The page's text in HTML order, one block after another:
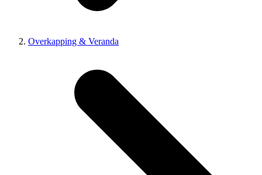
Overkapping & Veranda